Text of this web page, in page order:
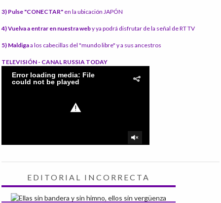
3) Pulse "CONECTAR" en la ubicación JAPÓN
4) Vuelva a entrar en nuestra weby ya podrá disfrutar de la señal de RT TV
5) Maldigaa los cabecillas del "mundo libre" y a sus ancestros
TELEVISIÓN - CANAL RUSSIA TODAY
EDITORIAL INCORRECTA